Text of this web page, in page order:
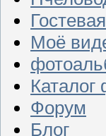
Моё
Форум
Блог